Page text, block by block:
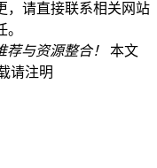
，请直接联系相关网站
与资源整合！
本文
请注明